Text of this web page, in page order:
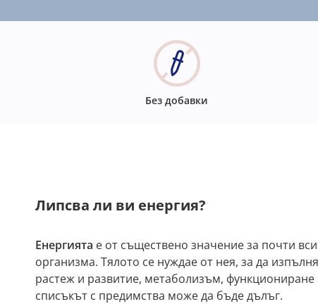
Без добавки
Липсва ли ви енергия?
Енергията е от съществено значение за почти
организма. Тялото се нуждае от нея, за да
растеж и развитие, метаболизъм, функциониране
списъкът с предимства може да бъде дълъг.